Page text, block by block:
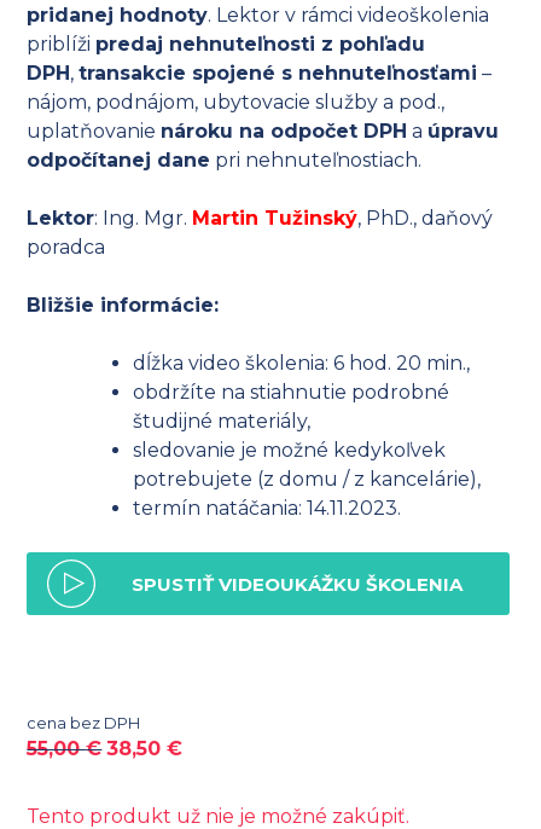
pridanej hodnoty. Lektor v rámci videoškolenia
priblíži predaj nehnuteľnosti z pohľadu
DPH ,transakcie spojené s nehnuteľnosťami –
nájom, podnájom, ubytovacie služby a pod.,
uplatňovanie nároku na odpočet DPH a úpravu
odpočítanej dane pri nehnuteľnostiach.
Lektor: Ing. Mgr. Martin Tužinský, PhD., daňový
poradca
Bližšie informácie:
dĺžka video školenia: 6 hod. 20 min.,
obdržíte na stiahnutie podrobné
študijné materiály,
sledovanie je možné kedykoľvek
potrebujete (z domu / z kancelárie),
termín natáčania: 14.11.2023.
SPUSTIŤ VIDEOUKÁŽKU ŠKOLENIA
cena bez DPH
55,00€ 38,50€
Tento produkt už nie je možné zakúpiť.